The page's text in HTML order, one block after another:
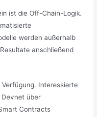
ist die Off-Chain-Logik.
werden außerhalb
anschließend
Interessierte
Devnet über
Contracts